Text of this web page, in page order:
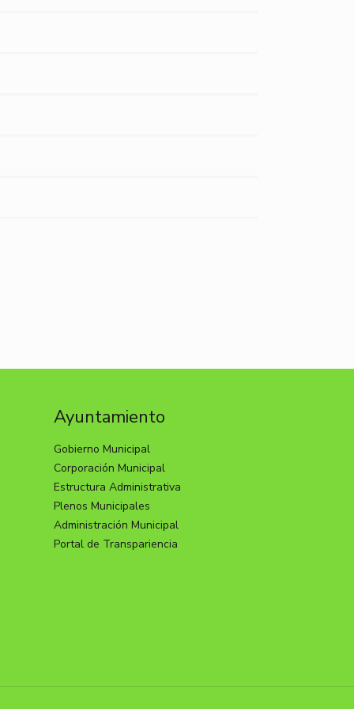
Ayuntamiento
Gobierno Municipal
Corporación Municipal
Estructura Administrativa
Plenos Municipales
Administración Municipal
Portal de Transpariencia